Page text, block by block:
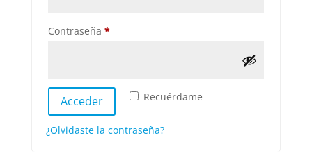
Contraseña *Obligatorio
Recuérdame
Acceder
¿Olvidaste la contraseña?